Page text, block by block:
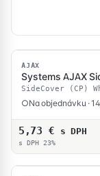
AJAX
Systems AJAX
SideCover (CP)
Na objednávku ·
5,73 € s DPH
s DPH 23%